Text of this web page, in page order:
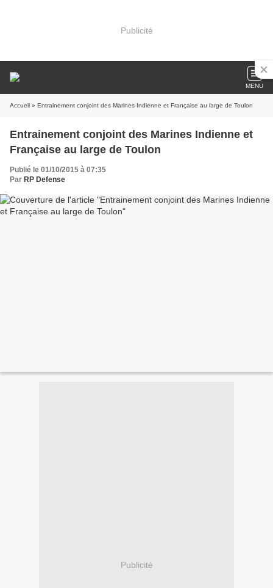
Publicité
MENU
Accueil » Entrainement conjoint des Marines Indienne et Française au large de Toulon
Entrainement conjoint des Marines Indienne et
Française au large de Toulon
Publié le 01/10/2015 à 07:35
Par RP Defense
Publicité